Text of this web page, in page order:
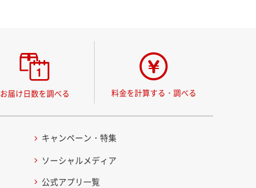
お届け日数を調べる 料金を計算する・調べる
キャンペーン・特集
ソーシャルメディア
公式アプリ一覧